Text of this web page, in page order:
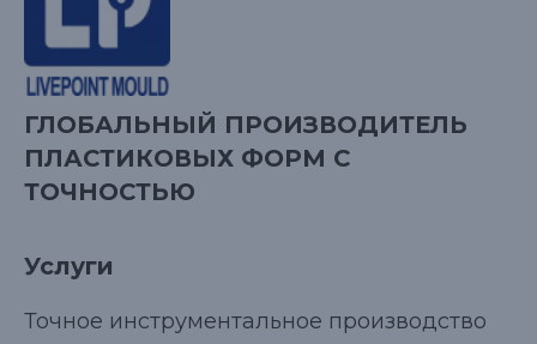
ГЛОБАЛЬНЫЙ ПРОИЗВОДИТЕЛЬ
ПЛАСТИКОВЫХ ФОРМ С
ТОЧНОСТЬЮ
Услуги
Точное инструментальное производство